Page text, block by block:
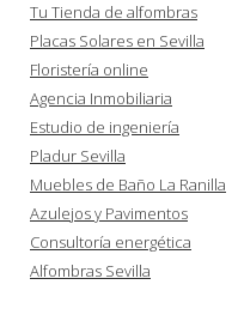
Tu Tienda de alfombras
Placas Solares en Sevilla
Floristería online
Agencia Inmobiliaria
Estudio de ingeniería
Pladur Sevilla
Muebles de Baño La Ranilla
Azulejos y Pavimentos
Consultoría energética
Alfombras Sevilla